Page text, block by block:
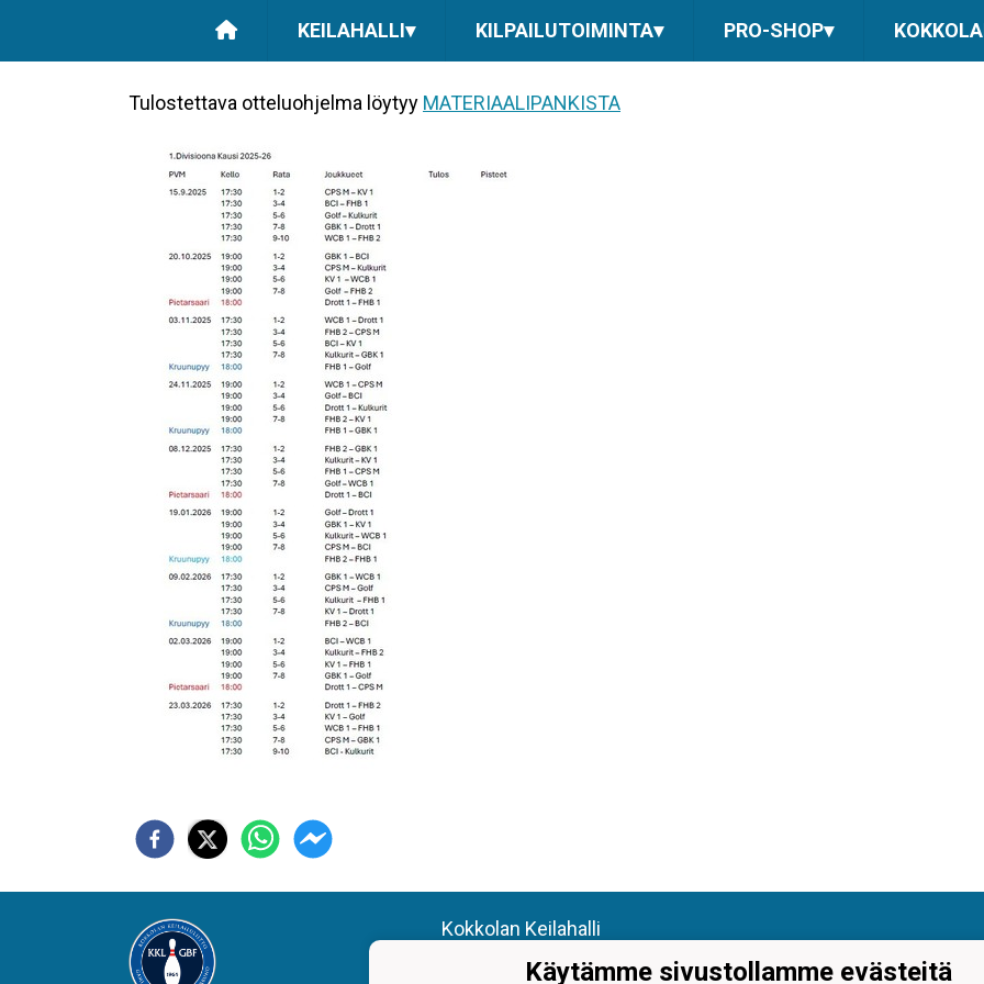
KEILAHALLI▾ KILPAILUTOIMINTA▾ PRO-SHOP▾
Tulostettava otteluohjelma löytyy MATERIAALIPANKISTA
Kokkolan Keilahalli
Kaarlelankatu 55Käytämme sivustollamme evästeitä